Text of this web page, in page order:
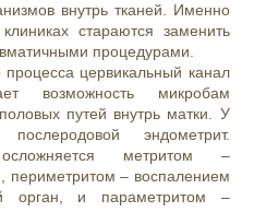
внутрь тканей. Именно
стараются заменить
процедурами.
цервикальный канал
возможность микробам
путей внутрь матки. У
эндометрит.
метритом –
периметритом – воспалением
орган, и параметритом –